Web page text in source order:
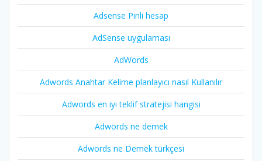
Adsense Pinli hesap
AdSense uygulaması
AdWords
Adwords Anahtar Kelime planlayıcı nasıl Kullanılır
Adwords en iyi teklif stratejisi hangisi
Adwords ne demek
Adwords ne Demek türkçesi